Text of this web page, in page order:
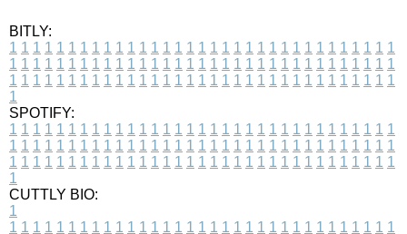
BITLY:
1 1 1 1 1 1 1 1 1 1 1 1 1 1 1 1 1 1 1 1 1 1 1 1 1 1 1 1 1 1 1 1 1
1 1 1 1 1 1 1 1 1 1 1 1 1 1 1 1 1 1 1 1 1 1 1 1 1 1 1 1 1 1 1 1 1
1 1 1 1 1 1 1 1 1 1 1 1 1 1 1 1 1 1 1 1 1 1 1 1 1 1 1 1 1 1 1 1 1
1
SPOTIFY:
1 1 1 1 1 1 1 1 1 1 1 1 1 1 1 1 1 1 1 1 1 1 1 1 1 1 1 1 1 1 1 1 1
1 1 1 1 1 1 1 1 1 1 1 1 1 1 1 1 1 1 1 1 1 1 1 1 1 1 1 1 1 1 1 1 1
1 1 1 1 1 1 1 1 1 1 1 1 1 1 1 1 1 1 1 1 1 1 1 1 1 1 1 1 1 1 1 1 1
1
CUTTLY BIO:
1
1 1 1 1 1 1 1 1 1 1 1 1 1 1 1 1 1 1 1 1 1 1 1 1 1 1 1 1 1 1 1 1 1